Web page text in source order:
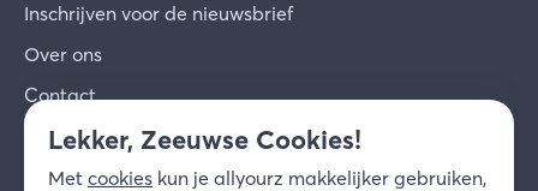
Inschrijven voor de nieuwsbrief
Over ons
Contact
© 2026 allyourz b.v.
Lekker, Zeeuwse Cookies!
Met cookies kun je allyourz makkelijker gebruiken,